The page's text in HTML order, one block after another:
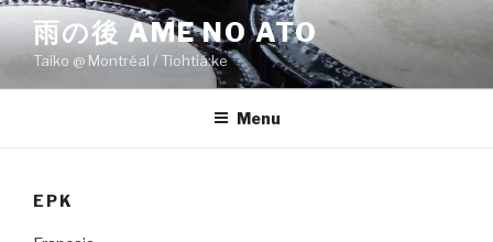
Skip
content
雨の後 AME NO ATO
Taiko @ Montréal / Tiohtiá:ke
Menu
EPK